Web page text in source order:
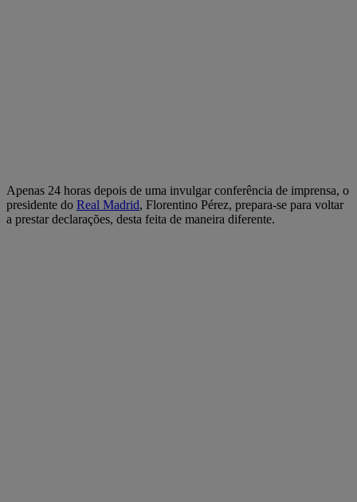
Apenas 24 horas depois de uma invulgar conferência de imprensa, o
presidente do Real Madrid, Florentino Pérez, prepara-se para voltar
a prestar declarações, desta feita de maneira diferente.